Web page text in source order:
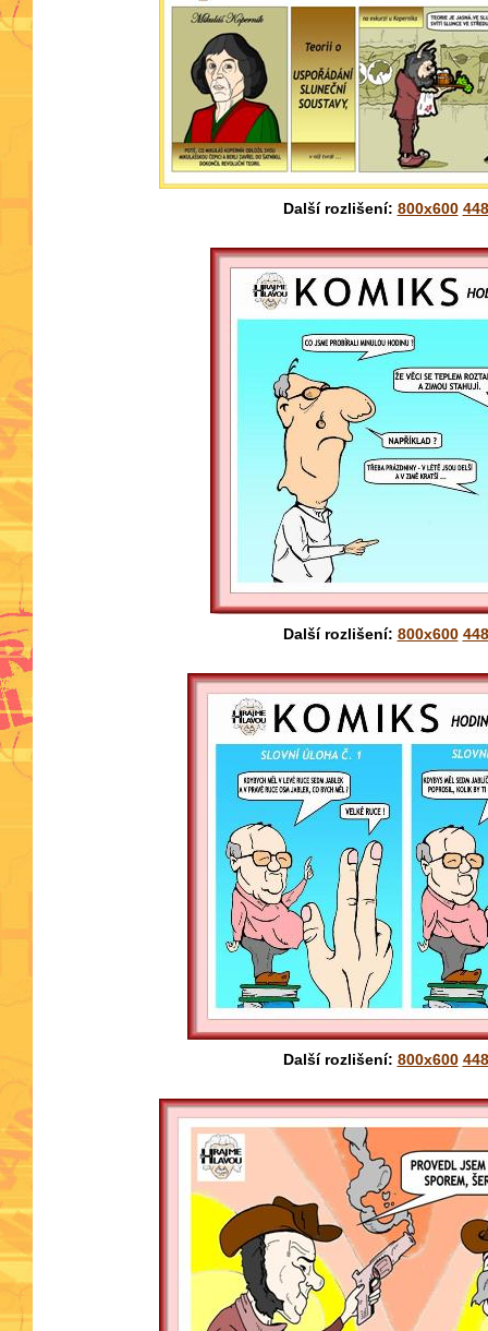
Další rozlišení: 800x600
Další rozlišení: 800x600
Další rozlišení: 800x600